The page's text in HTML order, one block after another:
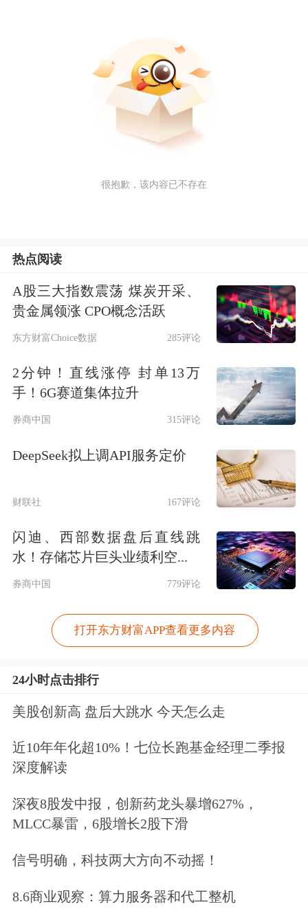
很抱歉，该内容已不存在
热点阅读
A股三大指数震荡 煤炭开采、
贵金属领涨 CPO概念活跃
东方财富Choice数据 285评论
2分钟！直线涨停 封单13万
手！6G赛道集体拉升
券商中国 315评论
DeepSeek拟上调API服务定价
财联社 167评论
闪迪、西部数据盘后直线跳
水！存储芯片巨头业绩利空...
券商中国 779评论
打开东方财富APP查看更多内容
24小时点击排行
美股创新高 盘后大跳水 今天怎么走
近10年年化超10%！七位长跑基金经理二季报
深度解读
深夜8股发中报，创新药龙头暴增627%，
MLCC暴雷，6股增长2股下滑
信号明确，科技两大方向不动摇！
8.6商业观察：算力服务器和代工整机